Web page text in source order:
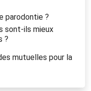
parodontie ?
sont-ils mieux
?
mutuelles pour la